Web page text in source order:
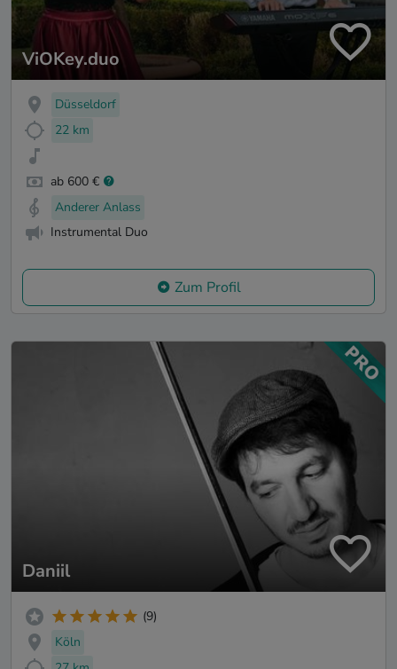
ViOKey.duo
Düsseldorf
22 km
ab 600 €
Anderer Anlass
Instrumental Duo
Zum Profil
Daniil
(9)
Köln